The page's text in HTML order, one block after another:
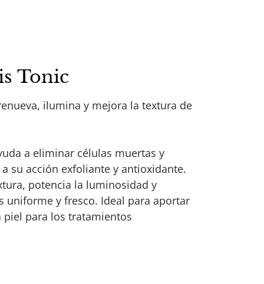
Tonic
ilumina y mejora la textura de
a eliminar células muertas y
su acción exfoliante y antioxidante.
potencia la luminosidad y
uniforme y fresco. Ideal para aportar
para los tratamientos